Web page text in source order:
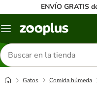
ENVÍO GRATIS
Menú
Buscar
productos
Gatos Comida húmeda